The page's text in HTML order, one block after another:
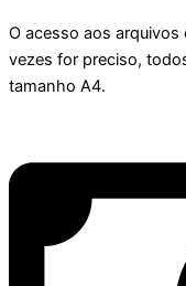
O acesso aos
vezes for preciso,
tamanho A4.